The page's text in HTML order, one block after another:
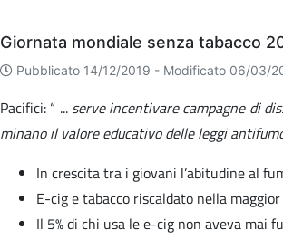
Eventi
Giornata mondiale senza tabacco
Pubblicato 14/12/2019 - Modificato 06/03/
Pacifici: “ ... serve incentivare campagne di
minano il valore educativo delle leggi
In crescita tra i giovani l’abitudine al
E-cig e tabacco riscaldato nella
Il 5% di chi usa le e-cig non aveva mai